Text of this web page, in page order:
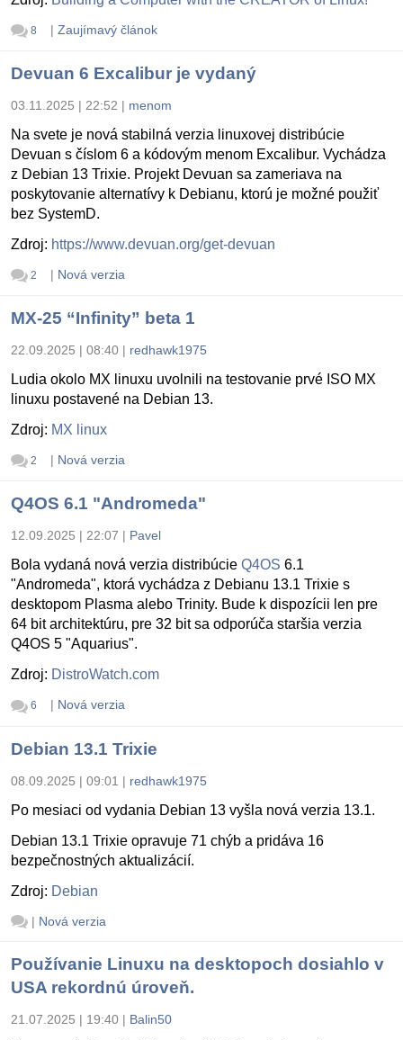
8 | Zaujímavý článok
Devuan 6 Excalibur je vydaný
03.11.2025 | 22:52 | menom
Na svete je nová stabilná verzia linuxovej distribúcie
Devuan s číslom 6 a kódovým menom Excalibur. Vychádza
z Debian 13 Trixie. Projekt Devuan sa zameriava na
poskytovanie alternatívy k Debianu, ktorú je možné použiť
bez SystemD.
Zdroj: https://www.devuan.org/get-devuan
2 | Nová verzia
MX-25 “Infinity” beta 1
22.09.2025 | 08:40 | redhawk1975
Ludia okolo MX linuxu uvolnili na testovanie prvé ISO MX
linuxu postavené na Debian 13.
Zdroj: MX linux
2 | Nová verzia
Q4OS 6.1 "Andromeda"
12.09.2025 | 22:07 | Pavel
Bola vydaná nová verzia distribúcie Q4OS 6.1
"Andromeda", ktorá vychádza z Debianu 13.1 Trixie s
desktopom Plasma alebo Trinity. Bude k dispozícii len pre
64 bit architektúru, pre 32 bit sa odporúča staršia verzia
Q4OS 5 "Aquarius".
Zdroj: DistroWatch.com
6 | Nová verzia
Debian 13.1 Trixie
08.09.2025 | 09:01 | redhawk1975
Po mesiaci od vydania Debian 13 vyšla nová verzia 13.1.
Debian 13.1 Trixie opravuje 71 chýb a pridáva 16
bezpečnostných aktualizácií.
Zdroj: Debian
| Nová verzia
Používanie Linuxu na desktopoch dosiahlo v
USA rekordnú úroveň.
21.07.2025 | 19:40 | Balin50